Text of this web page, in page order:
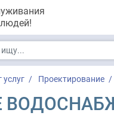
услуг Проектирование